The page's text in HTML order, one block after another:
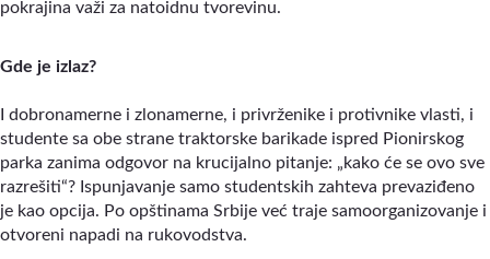
pokrajina važi za natoidnu tvorevinu.
Gde je izlaz?
I dobronamerne i zlonamerne, i privrženike i protivnike vlasti, i
studente sa obe strane traktorske barikade ispred Pionirskog
parka zanima odgovor na krucijalno pitanje: „kako će se ovo sve
razrešiti“? Ispunjavanje samo studentskih zahteva prevaziđeno
je kao opcija. Po opštinama Srbije već traje samoorganizovanje i
otvoreni napadi na rukovodstva.